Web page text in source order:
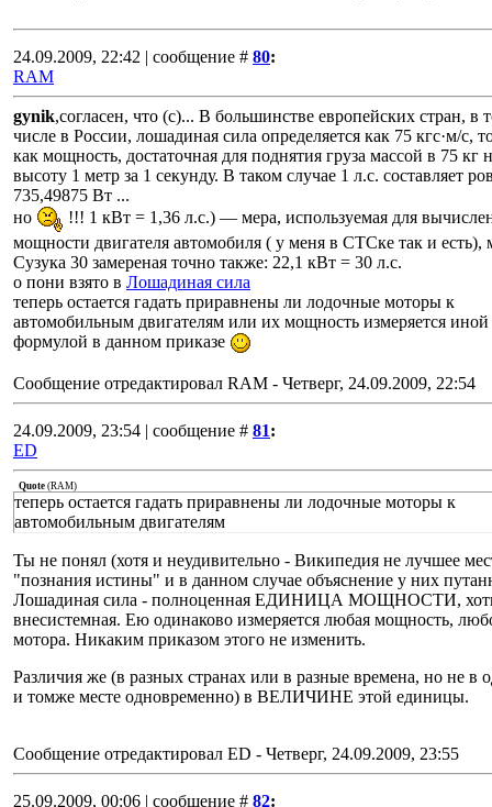
24.09.2009, 22:42 | сообщение # 80:
RAM
gynik,согласен, что (с)... В большинстве европейских стран, в
числе в России, лошадиная сила определяется как 75 кгс·м/с,
как мощность, достаточная для поднятия груза массой в 75 кг
высоту 1 метр за 1 секунду. В таком случае 1 л.с. составляет
735,49875 Вт ...
но
!!! 1 кВт = 1,36 л.с.) — мера, используемая для
мощности двигателя автомобиля ( у меня в СТСке так и есть),
Сузука 30 замереная точно также: 22,1 кВт = 30 л.с.
о пони взято в Лошадиная сила
теперь остается гадать приравнены ли лодочные моторы к
автомобильным двигателям или их мощность измеряется иной
формулой в данном приказе
Сообщение отредактировал RAM - Четверг, 24.09.2009, 22:54
24.09.2009, 23:54 | сообщение # 81:
ED
Quote (RAM)
теперь остается гадать приравнены ли лодочные моторы к
автомобильным двигателям
Ты не понял (хотя и неудивительно - Википедия не лучшее
"познания истины" и в данном случае объяснение у них
Лошадиная сила - полноценная ЕДИНИЦА МОЩНОСТИ,
внесистемная. Ею одинаково измеряется любая мощность,
мотора. Никаким приказом этого не изменить.
Различия же (в разных странах или в разные времена, но не в
и томже месте одновременно) в ВЕЛИЧИНЕ этой единицы.
Сообщение отредактировал ED - Четверг, 24.09.2009, 23:55
25.09.2009, 00:06 | сообщение # 82: